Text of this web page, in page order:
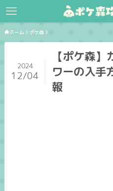
ホーム ポケ森
【ポケ森
ワーの入手
報
2024
12/04